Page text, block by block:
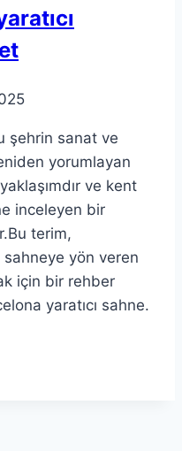
şehrin sanat ve
yorumlayan
ve kent
inceleyen bir
terim,
sahneye yön veren
için bir rehber
yaratıcı sahne.